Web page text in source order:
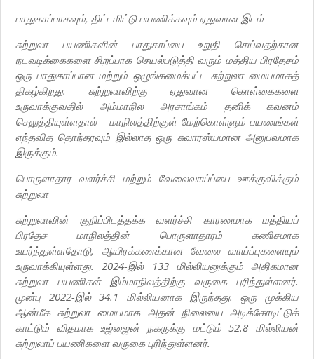
பாதுகாப்பாகவும், திட்டமிட்டு பயணிக்கவும் ஏதுவான இடம்
சுற்றுலா பயணிகளின் பாதுகாப்பை உறுதி செய்வதற்கான
நடவடிக்கைகளை சிறப்பாக செயல்படுத்தி வரும் மத்திய பிரதேசம்
ஒரு பாதுகாப்பான மற்றும் ஒழுங்கமைக்பட்ட சுற்றுலா மையமாகத்
திகழ்கிறது. சுற்றுலாவிற்கு ஏதுவான கொள்கைகளை
உருவாக்குவதில் அம்மாநில அரசாங்கம் தனிக் கவனம்
செலுத்தியுள்ளதால் - மாநிலத்திற்குள் மேற்கொள்ளும் பயணங்கள்
எந்தவித தொந்தரவும் இல்லாத ஒரு சுவாரஸ்யமான அனுபவமாக
இருக்கும்.
பொருளாதார வளர்ச்சி மற்றும் வேலைவாய்ப்பை ஊக்குவிக்கும்
சுற்றுலா
சுற்றுலாவின் குறிப்பிடத்தக்க வளர்ச்சி காரணமாக மத்தியப்
பிரதேச மாநிலத்தின் பொருளாதாரம் கணிசமாக
உயர்ந்துள்ளதோடு, ஆயிரக்கணக்கான வேலை வாய்ப்புகளையும்
உருவாக்கியுள்ளது. 2024-இல் 133 மில்லியனுக்கும் அதிகமான
சுற்றுலா பயணிகள் இம்மாநிலத்திற்கு வருகை புரிந்துள்ளனர்.
முன்பு 2022-இல் 34.1 மில்லியனாக இருந்தது. ஒரு முக்கிய
ஆன்மீக சுற்றுலா மையமாக அதன் நிலையை அடிக்கோடிட்டுக்
காட்டும் விதமாக உஜ்ஜைன் நகருக்கு மட்டும் 52.8 மில்லியன்
சுற்றுலாப் பயணிகளை வருகை புரிந்துள்ளனர்.